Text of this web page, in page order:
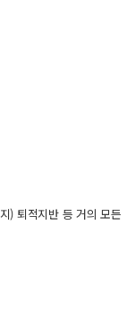
) 퇴적지반 등 거의 모든